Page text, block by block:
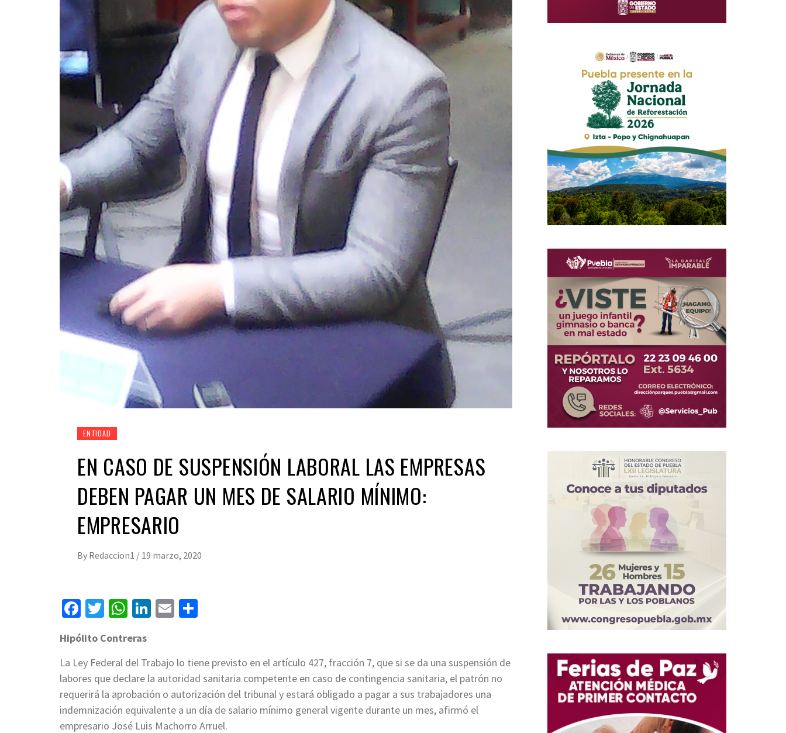
ENTIDAD
EN CASO DE SUSPENSIÓN LABORAL LAS EMPRESAS
DEBEN PAGAR UN MES DE SALARIO MÍNIMO:
EMPRESARIO
By Redaccion1 / 19 marzo, 2020
Facebook
Twitter
WhatsApp
LinkedIn
Email
Hipólito Contreras
La Ley Federal del Trabajo lo tiene previsto en el artículo 427, fracción 7, que si se da una suspensión de
labores que declare la autoridad sanitaria competente en caso de contingencia sanitaria, el patrón no
requerirá la aprobación o autorización del tribunal y estará obligado a pagar a sus trabajadores una
indemnización equivalente a un día de salario mínimo general vigente durante un mes, afirmó el
empresario José Luis Machorro Arruel.